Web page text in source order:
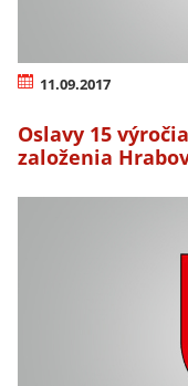
11.09.2017
Oslavy 15
založenia